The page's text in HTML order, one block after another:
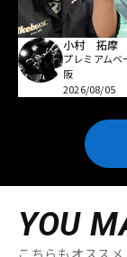
小村 拓摩
プレミアムベ
阪
2026/08/05
YOU